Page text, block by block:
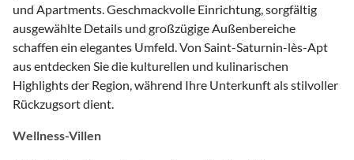
und Apartments. Geschmackvolle Einrichtung, sorgfältig
ausgewählte Details und großzügige Außenbereiche
schaffen ein elegantes Umfeld. Von Saint-Saturnin-lès-Apt
aus entdecken Sie die kulturellen und kulinarischen
Highlights der Region, während Ihre Unterkunft als stilvoller
Rückzugsort dient.
Wellness-Villen